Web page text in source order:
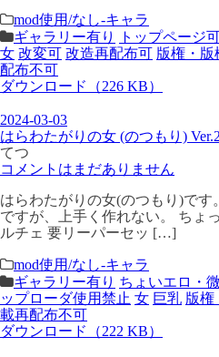
mod使用/なし-キャラ
ギャラリー有り
トップページ
女 改変可 改造再配布可 版権・版
配布不可
ダウンロード（226 KB）
2024-03-03
はらわたがりの女 (のつもり) Ver.2
てつ
コメントはまだありません
はらわたがりの女(のつもり)で
ですが、上手く作れない。 ちょ
ルチェ 要リーパーセッ […]
mod使用/なし-キャラ
ギャラリー有り ちょいエロ・
ップローダ使用禁止 女 巨乳 版権
載再配布不可
ダウンロード（222 KB）